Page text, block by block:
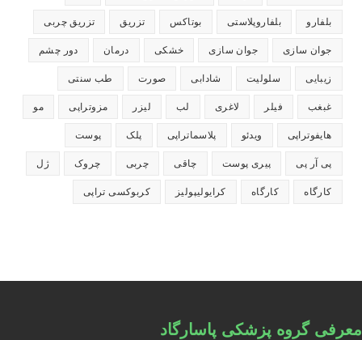
بلفارو بلفاروپلاستی بوتاکس تزریق تزریق چربی
جوان سازی جوان سازی خشکی درمان دور چشم
زیبایی سلولیت شادابی صورت طب سنتی
غبغب فیلر لاغری لب لیزر مزوتراپی مو
هایفوتراپی ویدئو پلاسماتراپی پلک پوست
پی آر پی پیری پوست چاقی چربی چروک ژل
کارگاه کارگاه کرایولیپولیز کربوکسی تراپی
معرفی گروه پزشکی پاسارگاد